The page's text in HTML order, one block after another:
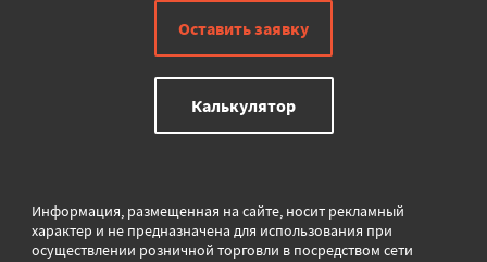
Оставить заявку
Калькулятор
Информация, размещенная на сайте, носит рекламный
характер и не предназначена для использования при
осуществлении розничной торговли в посредством сети